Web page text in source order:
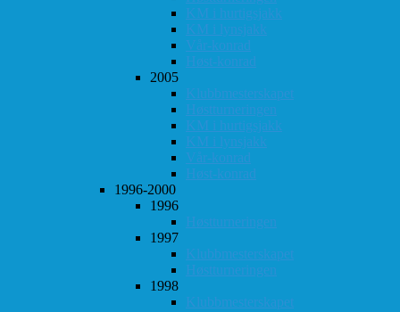
KM i hurtigsjakk
KM i lynsjakk
Vår-konrad
Høst-konrad
2005
Klubbmesterskapet
Høstturneringen
KM i hurtigsjakk
KM i lynsjakk
Vår-konrad
Høst-konrad
1996-2000
1996
Høstturneringen
1997
Klubbmesterskapet
Høstturneringen
1998
Klubbmesterskapet